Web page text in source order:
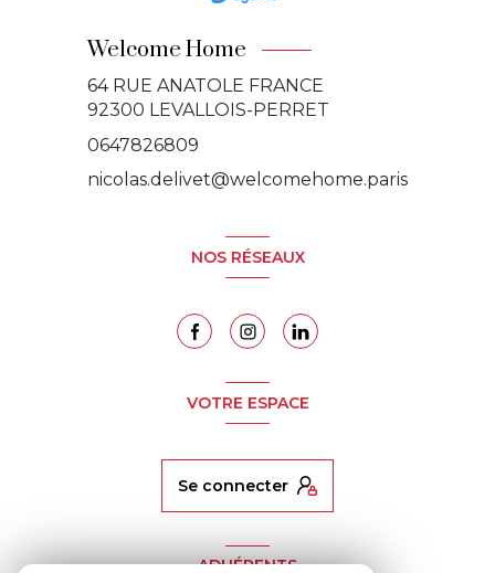
Welcome Home
64 RUE ANATOLE FRANCE
92300 LEVALLOIS-PERRET
0647826809
nicolas.delivet@welcomehome.paris
NOS RÉSEAUX
VOTRE ESPACE
se connecter
ADHÉRENTS